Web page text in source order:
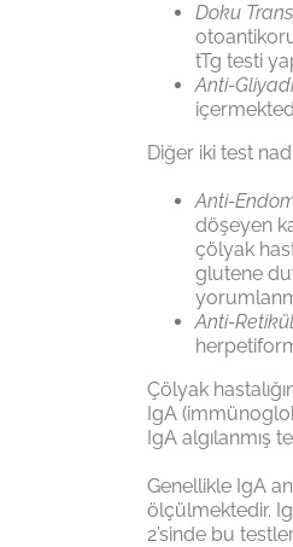
Doku
tTg testi
Anti-
Diğer iki test
Anti-
döşeyen
çölyak
glutene
Anti-
Çölyak
IgA
IgA algılanmış
Genellikle IgA
ölçülmektedir.
2’sinde bu